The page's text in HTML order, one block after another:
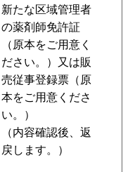
新たな区域管理者
の薬剤師免許証
（原本をご用意く
ださい。）又は販
売従事登録票（原
本をご用意くださ
い。）
（内容確認後、返
戻します。）